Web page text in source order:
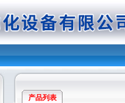
产品列表